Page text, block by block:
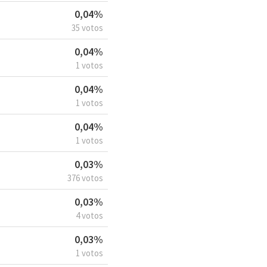
0,04%
35 votos
0,04%
1 votos
0,04%
1 votos
0,04%
1 votos
0,03%
376 votos
0,03%
4 votos
0,03%
1 votos